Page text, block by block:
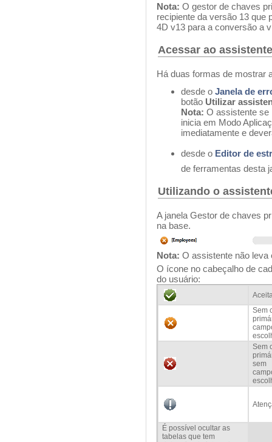
Nota: O gestor de chaves
recipiente da versão 13 que
4D v13 para a conversão a
Acessar ao
Há duas formas de mostrar
desde o Janela de
botão Utilizar
Nota: O assistente se
inicia em Modo
imediatamente e
desde o Editor de
de ferramentas desta
Utilizando o
A janela Gestor de chaves
na base.
Nota: O assistente não leva
O ícone no cabeçalho de
do usuário:
Sem
Sem
sem
É possível ocultar as
tabelas que tem